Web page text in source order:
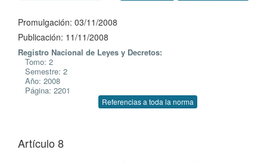
Promulgación: 03/11/2008
Publicación: 11/11/2008
Registro Nacional de Leyes y Decretos:
Tomo: 2
Semestre: 2
Año: 2008
Página: 2201
Referencias a toda la norma
Artículo 8